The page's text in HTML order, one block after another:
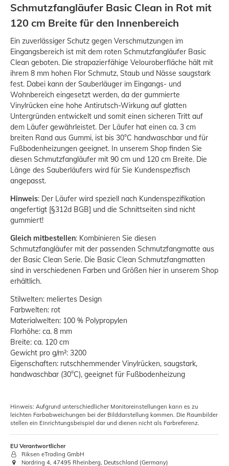
Schmutzfangläufer Basic Clean in Rot mit
120 cm Breite für den Innenbereich
Ein zuverlässiger Schutz gegen Verschmutzungen im
Eingangsbereich ist mit dem roten Schmutzfangläufer Basic
Clean geboten. Die strapazierfähige Velouroberfläche hält mit
ihrem 8 mm hohen Flor Schmutz, Staub und Nässe saugstark
fest. Dabei kann der Sauberläuger im Eingangs- und
Wohnbereich eingesetzt werden, da der gummierte
Vinylrücken eine hohe Antirutsch-Wirkung auf glatten
Untergründen entwickelt und somit einen sicheren Tritt auf
dem Läufer gewährleistet. Der Läufer hat einen ca. 3 cm
breiten Rand aus Gummi, ist bis 30°C handwaschbar und für
Fußbodenheizungen geeignet. In unserem Shop finden Sie
diesen Schmutzfangläufer mit 90 cm und 120 cm Breite. Die
Länge des Sauberläufers wird für Sie Kundenspezfisch
angepasst.
Hinweis: Der Läufer wird speziell nach Kundenspezifikation
angefertigt [§312d BGB] und die Schnittseiten sind nicht
gummiert!
Gleich mitbestellen: Kombinieren Sie diesen
Schmutzfangläufer mit der passenden Schmutzfangmatte aus
der Basic Clean Serie. Die Basic Clean Schmutzfangmatten
sind in verschiedenen Farben und Größen hier in unserem Shop
erhältlich.
Stilwelten: meliertes Design
Farbwelten: rot
Materialwelten: 100 % Polypropylen
Florhöhe: ca. 8 mm
Breite: ca. 120 cm
Gewicht pro g/m²: 3200
Eigenschaften: rutschhemmender Vinylrücken, saugstark,
handwaschbar (30°C), geeignet für Fußbodenheizung
Hinweis: Aufgrund unterschiedlicher Monitoreinstellungen kann es zu
leichten Farbabweichungen bei der Bilddarstellung kommen. Die Raumbilder
stellen ein Einrichtungsbeispiel dar und dienen nicht als Farbreferenz.
EU Verantwortlicher
Riksen eTrading GmbH
Nordring 4, 47495 Rheinberg, Deutschland (Germany)